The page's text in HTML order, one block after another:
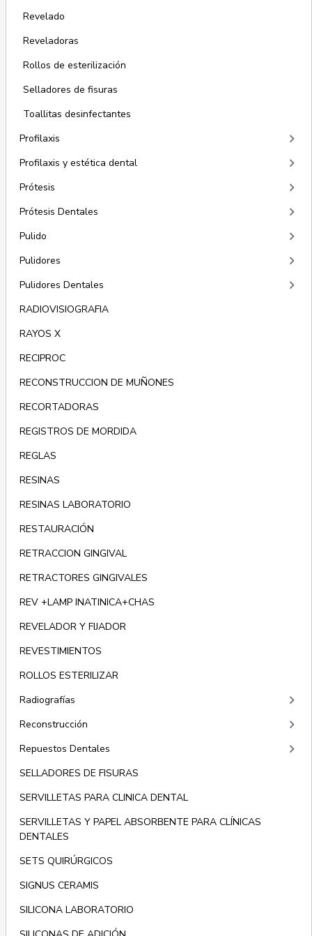
Revelado
Reveladoras
Rollos de esterilización
Selladores de fisuras
Toallitas desinfectantes
Profilaxis
keyboard_arrow_right
Profilaxis y estética dental keyboard_arrow_right
Prótesis keyboard_arrow_right
Prótesis Dentales keyboard_arrow_right
Pulido keyboard_arrow_right
Pulidores keyboard_arrow_right
Pulidores Dentales keyboard_arrow_right
RADIOVISIOGRAFIA
RAYOS X
RECIPROC
RECONSTRUCCION DE MUÑONES
RECORTADORAS
REGISTROS DE MORDIDA
REGLAS
RESINAS
RESINAS LABORATORIO
RESTAURACIÓN
RETRACCION GINGIVAL
RETRACTORES GINGIVALES
REV +LAMP INATINICA+CHAS
REVELADOR Y FIJADOR
REVESTIMIENTOS
ROLLOS ESTERILIZAR
Radiografías
keyboard_arrow_right
Reconstrucción keyboard_arrow_right
Repuestos Dentales keyboard_arrow_right
SELLADORES DE FISURAS
SERVILLETAS PARA CLINICA DENTAL
SERVILLETAS Y PAPEL ABSORBENTE PARA CLÍNICAS
DENTALES
SETS QUIRÚRGICOS
SIGNUS CERAMIS
SILICONA LABORATORIO